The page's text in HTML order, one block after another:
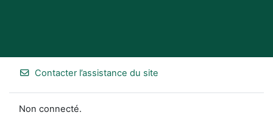
Contacter l’assistance du site
Non connecté.